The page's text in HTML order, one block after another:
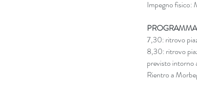
Impegno fisico:
PROGRAMMA
7,30: ritrovo
8,30: ritrovo
previsto intorno
Rientro a